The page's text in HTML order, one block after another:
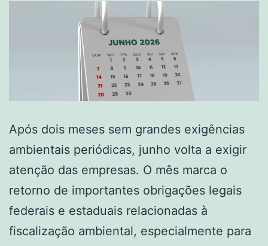
Após dois meses sem grandes exigências
ambientais periódicas, junho volta a exigir
atenção das empresas. O mês marca o
retorno de importantes obrigações legais
federais e estaduais relacionadas à
fiscalização ambiental, especialmente para